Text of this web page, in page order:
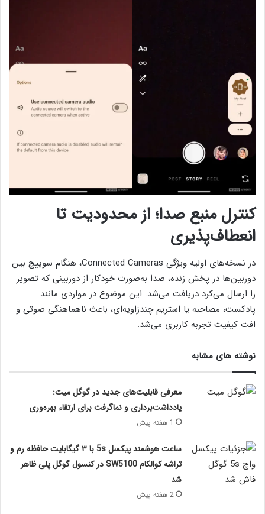
کنترل منبع صدا؛ از محدودیت تا
انعطاف‌پذیری
در نسخه‌های اولیه ویژگی Connected Cameras، هنگام سوییچ بین
دوربین‌ها در پخش زنده، صدا به‌صورت خودکار از دوربینی که تصویر
را ارسال می‌کرد دریافت می‌شد. این موضوع در مواردی مانند
پادکست، مصاحبه یا استریم چندزاویه‌ای، باعث ناهماهنگی صوتی و
افت کیفیت تجربه کاربری می‌شد.
نوشته های مشابه
معرفی قابلیت‌های جدید در گوگل میت:
یادداشت‌برداری و نماگرفت برای ارتقاء بهره‌وری
1 هفته پیش
ساعت هوشمند پیکسل 5s با ۳ گیگابایت حافظه رم و
تراشه کوالکام SW5100 در کنسول گوگل پلی ظاهر
شد
2 هفته پیش